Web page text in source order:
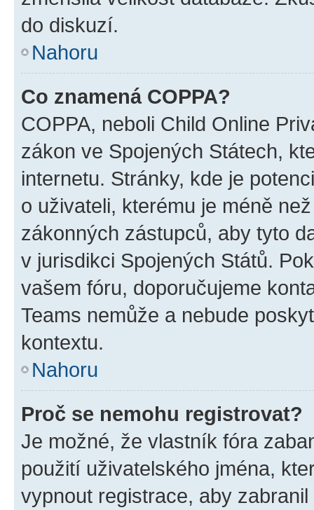
do diskuzí.
Nahoru
Co znamená COPPA?
COPPA, neboli Child Online
zákon ve Spojených Státech,
internetu. Stránky, kde je
o uživateli, kterému je méně
zákonných zástupců, aby tyto
v jurisdikci Spojených Států.
vašem fóru, doporučujeme
Teams nemůže a nebude
kontextu.
Nahoru
Proč se nemohu registrovat?
Je možné, že vlastník fóra
použití uživatelského jména,
vypnout registrace, aby